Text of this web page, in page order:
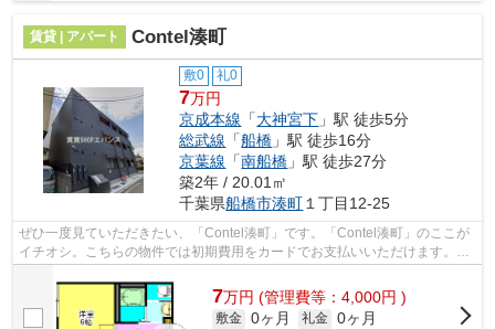
賃貸 | アパート Contel湊町
敷0 礼0
7万円
京成本線 「大神宮下 」駅 徒歩5分
総武線 「船橋 」駅 徒歩16分
京葉線 「南船橋 」駅 徒歩27分
築2年 / 20.01㎡
千葉県船橋市湊町 １丁目12-25
ぜひ一度見ていただきたい、「Contel湊町」です。「Contel湊町」のここが
イチオシ。こちらの物件では初期費用をカードでお支払いいただけます。気
軽にごみを捨てることができて便利な...
7万円 (管理費等：4,000円 )
敷金 0ヶ月 礼金 0ヶ月